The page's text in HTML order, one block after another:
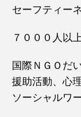
セーフティー
７０００人以
国際ＮＧＯだ
援助活動、心
ソーシャルワ